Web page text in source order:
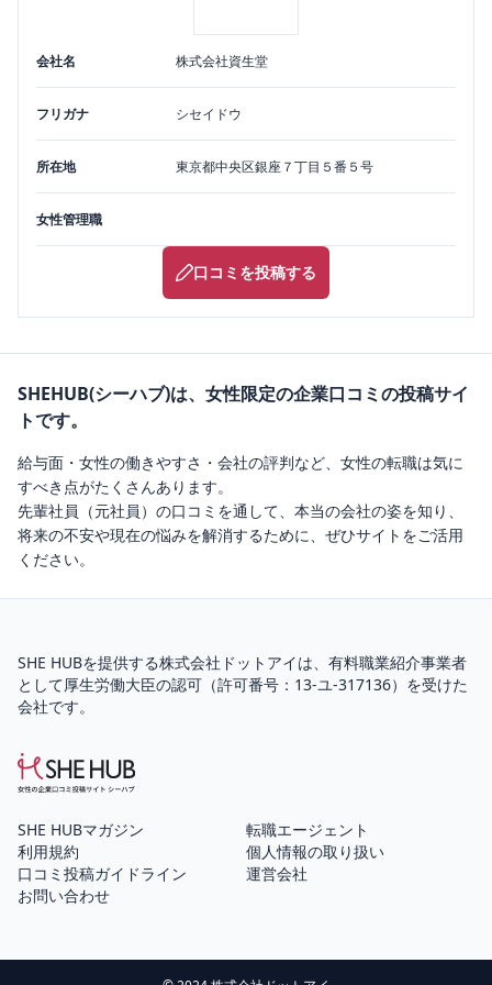
会社名 株式会社資生堂
フリガナ シセイドウ
所在地 東京都中央区銀座７丁目５番５号
女性管理職
口コミを投稿する
SHEHUB(シーハブ)は、女性限定の企業口コミの投稿サイ
トです。
給与面・女性の働きやすさ・会社の評判など、女性の転職は気に
すべき点がたくさんあります。
先輩社員（元社員）の口コミを通して、本当の会社の姿を知り、
将来の不安や現在の悩みを解消するために、ぜひサイトをご活用
ください。
SHE HUBを提供する株式会社ドットアイは、 有料職業紹介事業者
として厚生労働大臣の認可（許可番号：13-ユ-317136）を受けた
会社です。
SHE HUBマガジン
転職エージェント
利用規約
個人情報の取り扱い
口コミ投稿ガイドライン
運営会社
お問い合わせ